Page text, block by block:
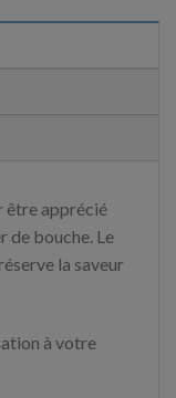
être apprécié
de bouche. Le
la saveur
à votre